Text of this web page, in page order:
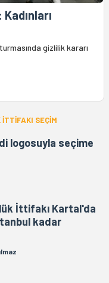
gizlilik kararı
İTTİFAKI SEÇİM
logosuyla seçime
İttifakı Kartal'da
kadar